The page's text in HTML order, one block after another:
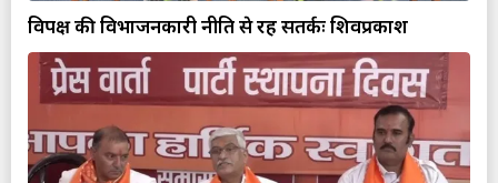
विपक्ष की विभाजनकारी नीति से रहें सतर्कः शिवप्रकाश